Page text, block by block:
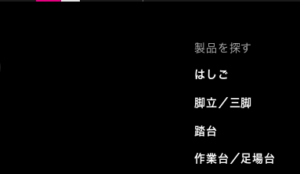
はしご
脚立／三脚
踏台
作業台／足場台